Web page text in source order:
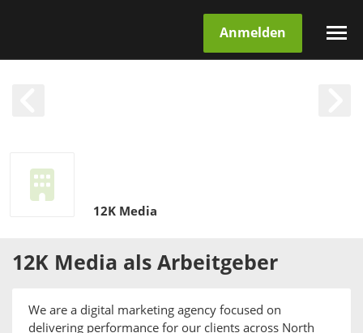
Anmelden
12K Media
12K Media als Arbeitgeber
We are a digital marketing agency focused on
delivering performance for our clients across North